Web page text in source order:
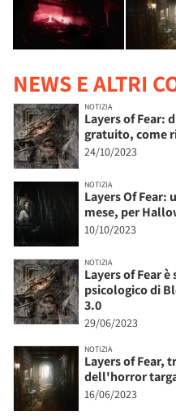
NEWS E ALTRI
NOTIZIA
Layers of Fear:
gratuito, come
24/10/2023
NOTIZIA
Layers Of Fear:
mese, per
10/10/2023
NOTIZIA
Layers of Fear
psicologico di
3.0
29/06/2023
NOTIZIA
Layers of Fear,
dell'horror
16/06/2023